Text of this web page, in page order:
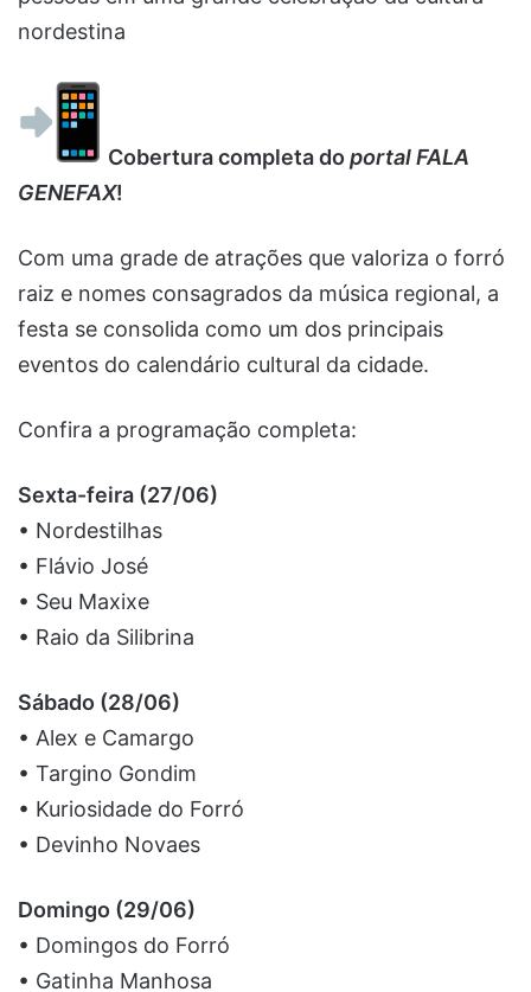
nordestina
Cobertura completa do portal FALA
GENEFAX!
Com uma grade de atrações que valoriza o forró
raiz e nomes consagrados da música regional, a
festa se consolida como um dos principais
eventos do calendário cultural da cidade.
Confira a programação completa:
Sexta-feira (27/06)
• Nordestilhas
• Flávio José
• Seu Maxixe
• Raio da Silibrina
Sábado (28/06)
• Alex e Camargo
• Targino Gondim
• Kuriosidade do Forró
• Devinho Novaes
Domingo (29/06)
• Domingos do Forró
• Gatinha Manhosa